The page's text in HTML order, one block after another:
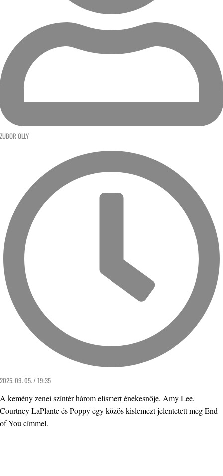
ZUBOR OLLY
2025. 09. 05. / 19:35
A kemény zenei színtér három elismert énekesnője, Amy Lee,
Courtney LaPlante és Poppy egy közös kislemezt jelentetett meg End
of You címmel.